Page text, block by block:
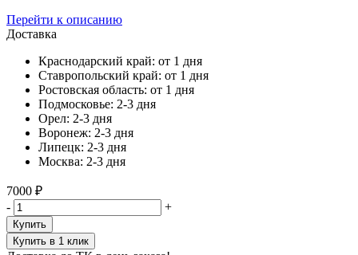
Перейти к описанию
Доставка
Краснодарский край: от 1 дня
Ставропольский край: от 1 дня
Ростовская область: от 1 дня
Подмосковье: 2-3 дня
Орел: 2-3 дня
Воронеж: 2-3 дня
Липецк: 2-3 дня
Москва: 2-3 дня
7000 ₽
-
+
Купить
Купить в 1 клик